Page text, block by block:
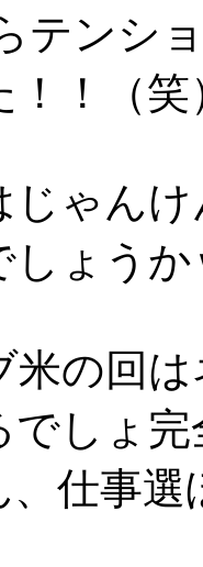
テンシ
！！（笑
じゃん
しょうか
米の回
でしょ完
仕事選